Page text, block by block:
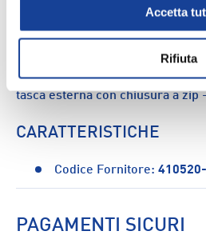
Accetta
Rifiuta
Minah Ct 30 litri ha
mantenerti comodo in tutte le
CARATTERISTICHE: -
Schienale imbottito - Tasca
tasca esterna con chiusura a zip
CARATTERISTICHE
Codice Fornitore:
PAGAMENTI SICURI